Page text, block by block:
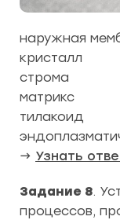
наружная
кристалл
строма
матрикс
тилакоид
→ Узнать
Задание 8.
процессов,